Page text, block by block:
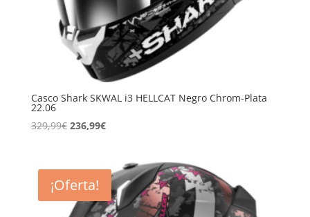
Casco Shark SKWAL i3 HELLCAT Negro Chrom-Plata
22.06
329,99€ El
era:
329,99€.
236,99€El
es:
236,99€.
¡Oferta!